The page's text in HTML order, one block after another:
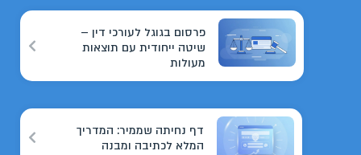
פרסום בגוגל לעורכי דין –
שיטה ייחודית עם תוצאות
מעולות
דף נחיתה שממיר: המדריך
המלא לכתיבה ומבנה